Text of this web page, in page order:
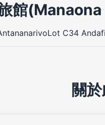
館
C34
關